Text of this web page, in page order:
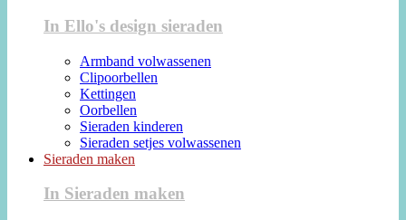
In Ello's design sieraden
Armband volwassenen
Clipoorbellen
Kettingen
Oorbellen
Sieraden kinderen
Sieraden setjes volwassenen
Sieraden maken
In Sieraden maken